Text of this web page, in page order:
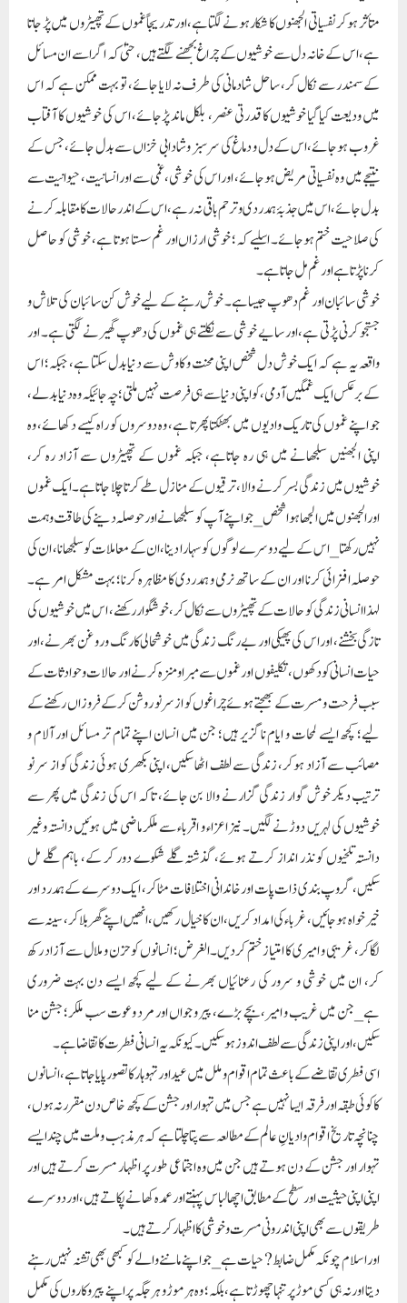
متأثر ہوکر نفسیاتی الجھنوں کا شکار ہونے لگتاہے، اور تدریجاً غموں کے تھپیڑوں میں پڑ جاتا
ہے، اس کے خانہ دل سے خوشیوں کے چراغ بجھنے لگتے ہیں، حتیٰ کہ اگر اسے ان مسائل
کے سمندر سے نکال کر، ساحل شادمانی کی طرف نہ لایا جائے، تو بہت ممکن ہے کہ اس
میں ودیعت کیا گیا خوشیوں کا قدرتی عنصر، بلکل ماند پڑجائے، اس کی خوشیوں کا آفتاب
غروب ہوجائے، اس کے دل و دماغ کی سر سبز و شادابی خزاں سے بدل جائے، جس کے
نتیجے میں وہ نفسیاتی مریض ہوجائے، اور اس کی خوشی،غمی سے اور انسانیت، حیوانیت سے
بدل جائے، اس میں جذبۂ ہمدردی و ترحم باقی نہ رہے، اس کے اندر حالات کا مقابلہ کرنے
کی صلاحیت ختم ہوجائے۔ اسلیے کہ؛ خوشی ارزاں اور غم سستا ہوتا ہے، خوشی کو حاصل
کرنا پڑتاہے اور غم مل جاتا ہے۔
خوشی سائبان اور غم دھوپ جیسا ہے۔ خوش رہنے کے لیے خوش کن سائبان کی تلاش و
جستجو کرنی پڑتی ہے، اور سایے خوشی سے نکلتے ہی غموں کی دھوپ گھیرنے لگتی ہے۔ اور
واقعہ یہ ہے کہ ایک خوش دل شخص اپنی محنت و کاوش سے دنیا بدل سکتا ہے، جبکہ؛ اس
کے بر عکس ایک غمگین آدمی، کو اپنی دنیا سے ہی فرصت نہیں ملتی؛ چہ جائیکہ وہ دنیا بدلے،
جو اپنے غموں کی تاریک وادیوں میں بھٹکتا پھرتا ہے، وہ دوسروں کو راہ کیسے دکھائے، وہ
اپنی الجھنیں سلجھانے میں ہی رہ جاتاہے، جبکہ غموں کے تھپیڑوں سے آزاد رہ کر،
خوشیوں میں زندگی بسر کرنے والا، ترقیوں کے منازل طے کرتا چلا جاتاہے۔ایک غموں
اور الجھنوں میں الجھا ہوا شخص_جو اپنے آپ کو سلجھانے اور حوصلہ دینے کی طاقت و ہمت
نہیں رکھتا_اس کے لیے دوسرے لوگوں کو سہارا دینا، ان کے معاملات کو سلجھانا، ان کی
حوصلہ افزائی کرنا اور ان کے ساتھ نرمی و ہمدردی کا مظاہرہ کرنا؛ بہت مشکل امر ہے۔
لہذا انسانی زندگی کو حالات کے تھپیڑوں سے نکال کر، خوشگوار رکھنے، اس میں خوشیوں کی
تازگی بخشنے، اور اس کی پھیکی اور بے رنگ زندگی میں خوشحالی کا رنگ و روغن بھرنے، اور
حیات انسانی کو دکھوں، تکلیفوں اور غموں سے مبرا و منزہ کرنے اور حالات و حوادثات کے
سبب فرحت و مسرت کے بھجتے ہوئے چراغوں کو از سر نو روشن کرکے فروزاں رکھنے کے
لیے؛ کچھ ایسے لمحات و ایام ناگزیر ہیں؛ جن میں انسان اپنے تمام تر مسائل اور آلام و
مصائب سے آزاد ہوکر، زندگی سے لطف اٹھا سکیں، اپنی بکھری ہوئی زندگی کو از سر نو
ترتیب دیکر خوش گوار زندگی گزارنے والا بن جائے، تاکہ اس کی زندگی میں پھر سے
خوشیوں کی لہریں دوڑنے لگیں۔ نیز اعزاء و اقرباء سے ملکر ماضی میں ہوئیں دانستہ وغیر
دانستہ تلخیوں کو نذر انداز کرتے ہوئے، گذشتہ گلے شکوے دور کر کے، باہم گلے مل
سکیں، گروپ بندی ذات پات اور خاندانی اختلافات مٹا کر، ایک دوسرے کے ہمدرد اور
خیر خواہ ہو جائیں، غرباء کی امداد کریں، ان کا خیال رکھیں، انھیں اپنے گھر بلاکر، سینہ سے
لگاکر، غریبی و امیری کا امتیاز ختم کردیں۔ الغرض؛ انسانوں کو حزن و ملال سے آزاد رکھ
کر، ان میں خوشی و سرور کی رعنائیاں بھرنے کے لیے کچھ ایسے دن بہت ضروری
ہے_جن میں غریب و امیر، بچے بڑے، پیر و جواں اور مرد و عوت سب ملکر؛ جشن منا
سکیں، اور اپنی زندگی سے لطف اندوز ہوسکیں۔کیونکہ یہ انسانی فطرت کا تقاضا ہے۔
اسی فطری تقاضے کے باعث تمام اقوام و ملل میں عید اور تہوہار کا تصور پایا جاتاہے،انسانوں
کا کوئی طبقہ اور فرقہ ایسا نہیں ہے جس میں تہوار اور جشن کے کچھ خاص دن مقرر نہ ہوں،
چنانچہ تاریخ اقوام و ادیانِ عالم کے مطالعہ سے پتا چلتا ہے کہ ہر مذہب و ملت میں چند ایسے
تہوار اور جشن کے دن ہوتے ہیں جن میں وہ اجتماعی طور پر اظہار مسرت کرتے ہیں اور
اپنی اپنی حیثیت اور سطح کے مطابق اچھا لباس پہنتے اور عمدہ کھانے پکاتے ہیں، اور دوسرے
طریقوں سے بھی اپنی اندرونی مسرت و خوشی کا اظہار کرتے ہیں۔
اور اسلام چونکہ مکمل ضابط? حیات ہے_جو اپنے ماننے والے کو کبھی بھی تشنہ نہیں رہنے
دیتا اور نہ ہی کسی موڑ پر تنہا چھوڑتا ہے، بلکہ؛ وہ ہر موڑ و ہر جگہ پر اپنے پیروکاروں کی مکمل